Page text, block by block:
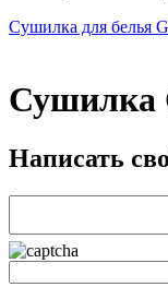
Сушилка для белья
Сушилка
Написать